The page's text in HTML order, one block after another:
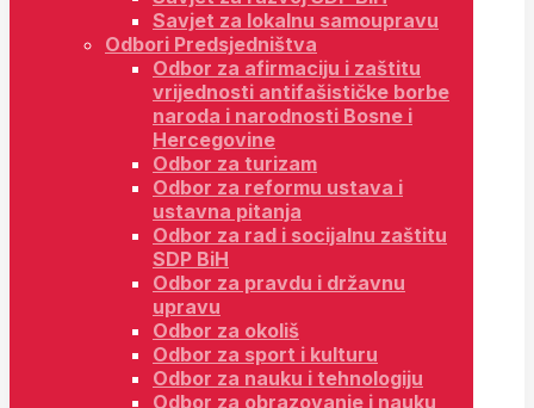
Savjet za lokalnu samoupravu
Odbori Predsjedništva
Odbor za afirmaciju i zaštitu
vrijednosti antifašističke borbe
naroda i narodnosti Bosne i
Hercegovine
Odbor za turizam
Odbor za reformu ustava i
ustavna pitanja
Odbor za rad i socijalnu zaštitu
SDP BiH
Odbor za pravdu i državnu
upravu
Odbor za okoliš
Odbor za sport i kulturu
Odbor za nauku i tehnologiju
Odbor za obrazovanje i nauku